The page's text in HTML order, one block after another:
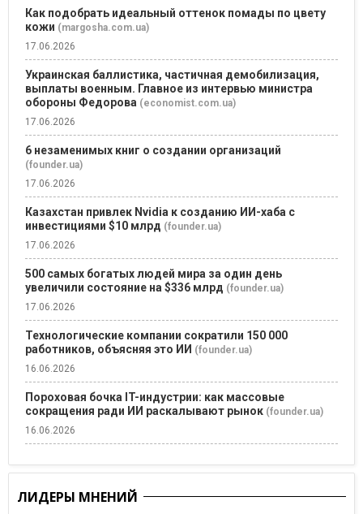
Как подобрать идеальный оттенок помады по цвету
кожи (margosha.com.ua)
17.06.2026
Украинская баллистика, частичная демобилизация,
выплаты военным. Главное из интервью министра
обороны Федорова (economist.com.ua)
17.06.2026
6 незаменимых книг о создании организаций
(founder.ua)
17.06.2026
Казахстан привлек Nvidia к созданию ИИ-хаба с
инвестициями $10 млрд (founder.ua)
17.06.2026
500 самых богатых людей мира за один день
увеличили состояние на $336 млрд (founder.ua)
17.06.2026
Технологические компании сократили 150 000
работников, объясняя это ИИ (founder.ua)
16.06.2026
Пороховая бочка IT-индустрии: как массовые
сокращения ради ИИ раскалывают рынок (founder.ua)
16.06.2026
ЛИДЕРЫ МНЕНИЙ